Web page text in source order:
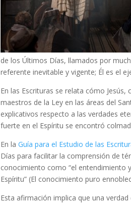
de los Últimos Días, llamados por
referente inevitable y vigente; Él es el
En las Escrituras se relata cómo
maestros de la Ley en las áreas del
explicativos respecto a las verdades
fuerte en el Espíritu se encontró
En laGuía para el Estudio de las
Días para facilitar la comprensión de
conocimiento como “el entendimiento
Espíritu” (El conocimiento puro
Esta afirmación implica que una